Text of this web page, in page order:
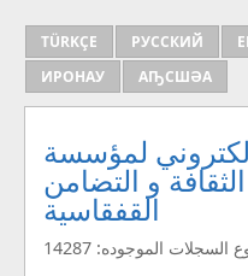
TÜRKÇE РУССКИЙ
ИРОНАУ
АҦСШӘА
لمؤسسة
و التضامن
القفقاسية
السجلات الموجوده: 14287